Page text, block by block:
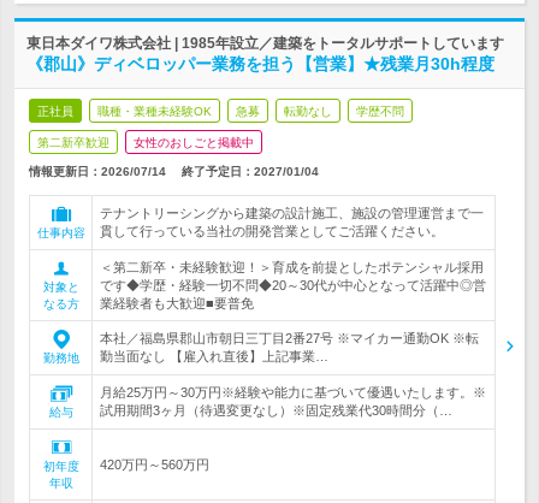
東日本ダイワ株式会社 | 1985年設立／建築をトータルサポートしています
《郡山》ディベロッパー業務を担う【営業】★残業月30h程度
正社員 職種・業種未経験OK 急募 転勤なし 学歴不問
第二新卒歓迎 女性のおしごと掲載中
情報更新日：2026/07/14 終了予定日： 2027/01/04
仕事内容
テナントリーシングから建築の設計施工、施設の管理運営まで一
貫して行っている当社の開発営業としてご活躍ください。
対象と
なる方
＜第二新卒・未経験歓迎！＞育成を前提としたポテンシャル採用
です◆学歴・経験一切不問◆20～30代が中心となって活躍中◎営
業経験者も大歓迎■要普免
勤務地
本社／福島県郡山市朝日三丁目2番27号 ※マイカー通勤OK ※転
勤当面なし 【雇入れ直後】上記事業…
給与
月給25万円～30万円※経験や能力に基づいて優遇いたします。※
試用期間3ヶ月（待遇変更なし）※固定残業代30時間分（…
初年度
年収
420万円～560万円